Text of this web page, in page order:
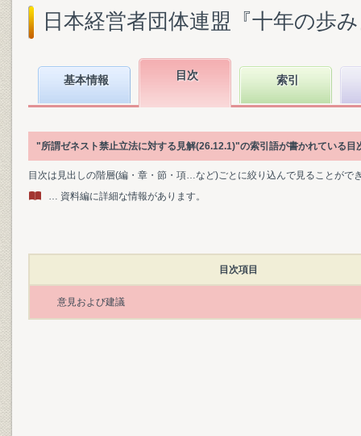
日本経営者団体連盟『十年の歩
基本情報 目次 索引
"所謂ゼネスト禁止立法に対する見解(26.12.1)"の索引語が書かれている目
目次は見出しの階層(編・章・節・項…など)ごとに絞り込んで見ることがで
… 資料編に詳細な情報があります。
目次項目
意見および建議